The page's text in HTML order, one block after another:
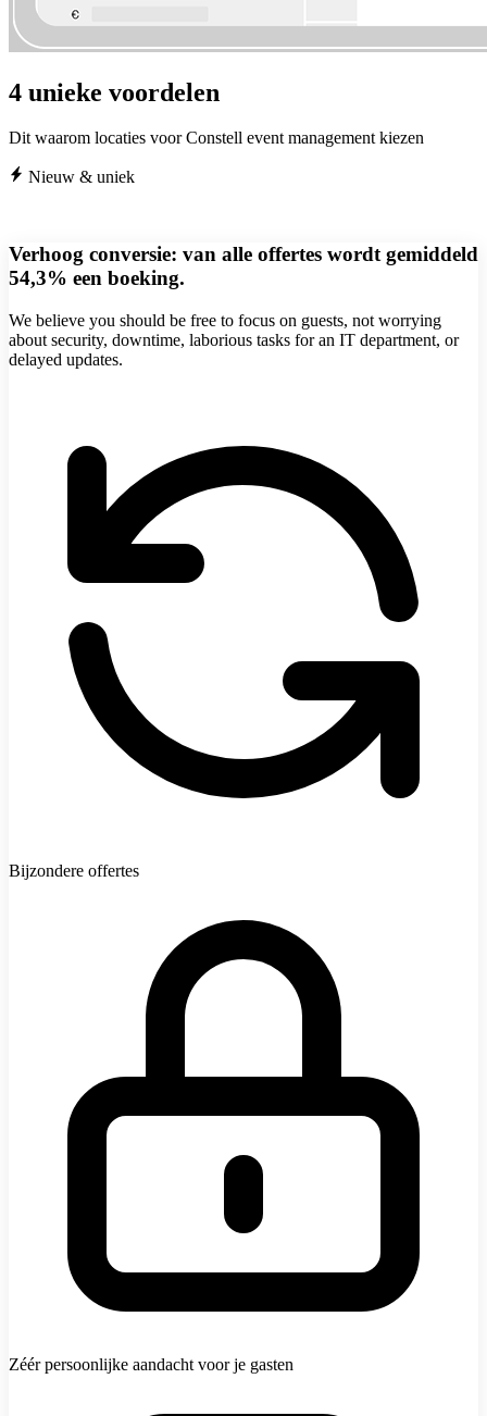
4 unieke voordelen
Dit waarom locaties voor Constell event management kiezen
Nieuw & uniek
Verhoog conversie: van alle offertes wordt gemiddeld
54,3% een boeking.
We believe you should be free to focus on guests, not worrying
about security, downtime, laborious tasks for an IT department, or
delayed updates.
Bijzondere offertes
Zéér persoonlijke aandacht voor je gasten